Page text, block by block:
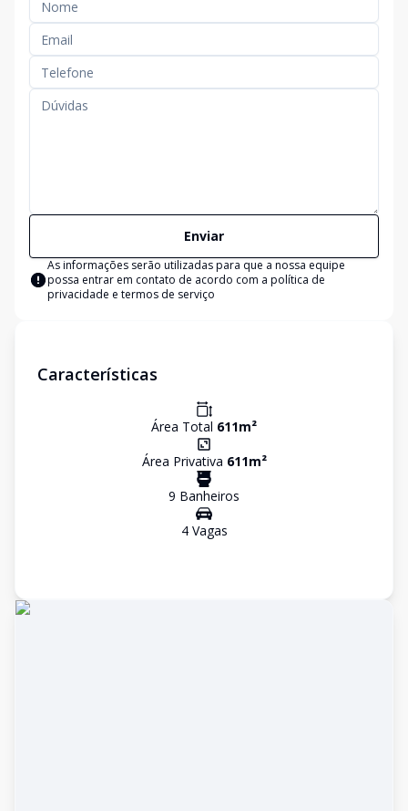
Enviar
As informações serão utilizadas para que a nossa equipe
possa entrar em contato de acordo com a política de
privacidade e termos de serviço
Características
Área Total 611m²
Área Privativa 611m²
9 Banheiros
4Vagas